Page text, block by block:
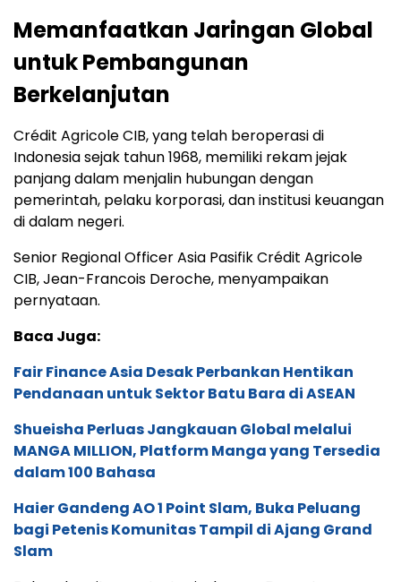
Memanfaatkan Jaringan Global
untuk Pembangunan
Berkelanjutan
Crédit Agricole CIB, yang telah beroperasi di
Indonesia sejak tahun 1968, memiliki rekam jejak
panjang dalam menjalin hubungan dengan
pemerintah, pelaku korporasi, dan institusi keuangan
di dalam negeri.
Senior Regional Officer Asia Pasifik Crédit Agricole
CIB, Jean-Francois Deroche, menyampaikan
pernyataan.
Baca Juga:
Fair Finance Asia Desak Perbankan Hentikan
Pendanaan untuk Sektor Batu Bara di ASEAN
Shueisha Perluas Jangkauan Global melalui
MANGA MILLION, Platform Manga yang Tersedia
dalam 100 Bahasa
Haier Gandeng AO 1 Point Slam, Buka Peluang
bagi Petenis Komunitas Tampil di Ajang Grand
Slam